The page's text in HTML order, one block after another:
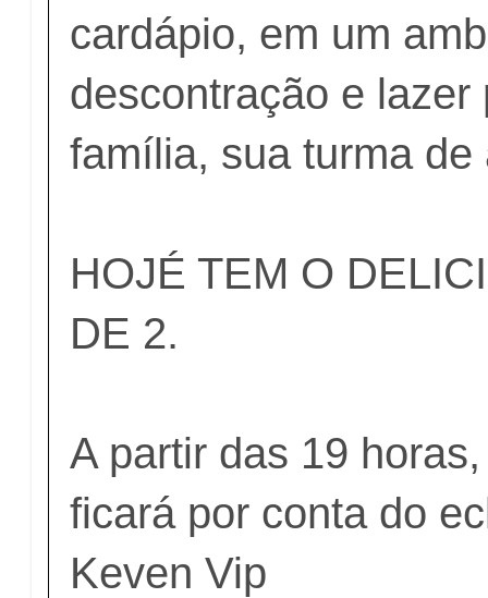
cardápio, em um
descontração e lazer
família, sua turma de
HOJÉ TEM O
DE 2.
A partir das 19
ficará por conta do
Keven Vip